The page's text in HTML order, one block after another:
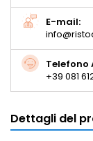
E-mail:
Telefono
+39 081
Dettagli del